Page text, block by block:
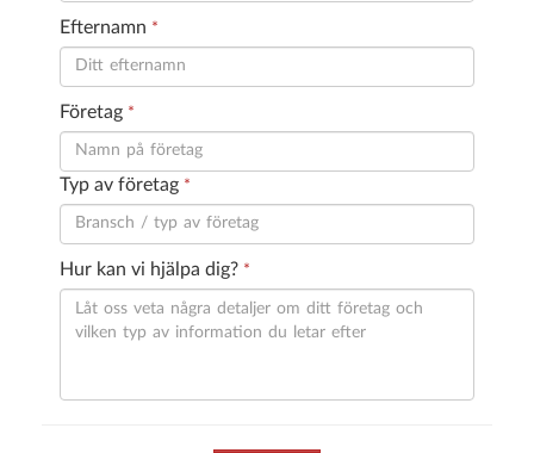
Efternamn *
Företag *
Typ av företag *
Hur kan vi hjälpa dig? *